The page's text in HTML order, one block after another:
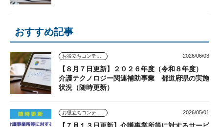
おすすめ記事
2026/06/03
【８月７日更新】２０２６年度（令和８年度）
介護テクノロジー関連補助事業 都道府県の実施
状況（随時更新）
2026/05/01